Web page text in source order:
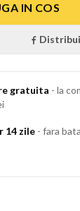
IN COS
gratuita -la
14 zile - fara